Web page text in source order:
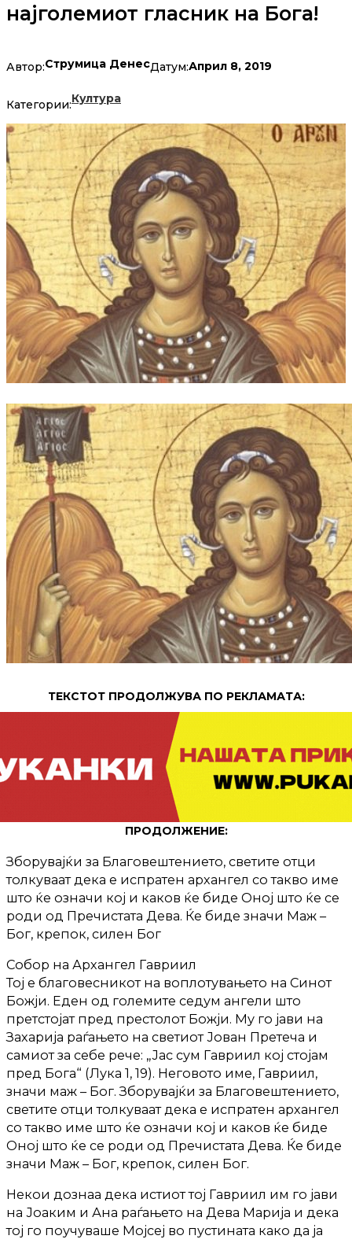
најголемиот гласник на Бога!
Автор:Струмица ДенесДатум:Април 8, 2019
Категории:Култура
ТЕКСТОТ ПРОДОЛЖУВА ПО РЕКЛАМАТА:
ПРОДОЛЖЕНИЕ:
Зборувајќи за Благовештението, светите отци
толкуваат дека е испратен архангел со такво име
што ќе означи кој и каков ќе биде Оној што ќе се
роди од Пречистата Дева. Ќе биде значи Маж –
Бог, крепок, силен Бог
Собор на Архангел Гавриил
Тој е благовесникот на воплотувањето на Синот
Божји. Еден од големите седум ангели што
претстојат пред престолот Божји. Му го јави на
Захарија раѓањето на светиот Јован Претеча и
самиот за себе рече: „Јас сум Гавриил кој стојам
пред Бога“ (Лука 1, 19). Неговото име, Гавриил,
значи маж – Бог. Зборувајќи за Благовештението,
светите отци толкуваат дека е испратен архангел
со такво име што ќе означи кој и каков ќе биде
Оној што ќе се роди од Пречистата Дева. Ќе биде
значи Маж – Бог, крепок, силен Бог.
Некои дознаа дека истиот тој Гавриил им го јави
на Јоаким и Ана раѓањето на Дева Марија и дека
тој го поучуваше Мојсеј во пустината како да ја